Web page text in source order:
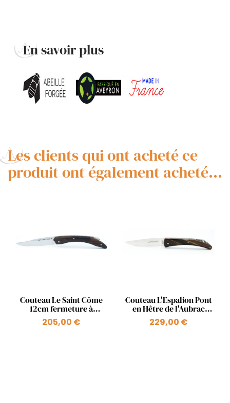
En savoir plus
Les clients qui ont acheté ce
produit ont également acheté...
Aperçu rapide
Couteau Le Saint Côme
12cm fermeture à
pompe plein manche en
noyer
205,00 €
Aperçu rapide
Couteau L'Espalion Pont
en Hêtre de l'Aubrac
Chocolat
229,00 €